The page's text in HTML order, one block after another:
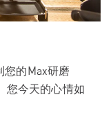
的Max研磨
您今天的心情如